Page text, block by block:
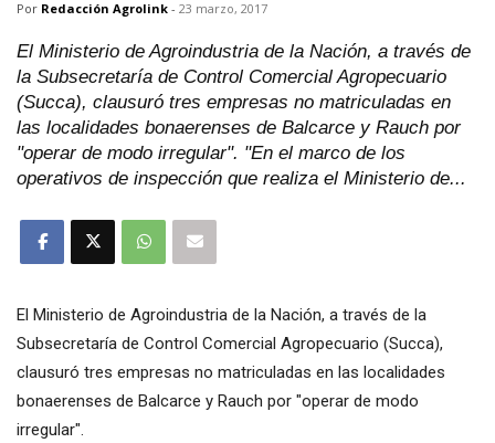
Por Redacción Agrolink - 23 marzo, 2017
El Ministerio de Agroindustria de la Nación, a través de
la Subsecretaría de Control Comercial Agropecuario
(Succa), clausuró tres empresas no matriculadas en
las localidades bonaerenses de Balcarce y Rauch por
"operar de modo irregular". "En el marco de los
operativos de inspección que realiza el Ministerio de...
El Ministerio de Agroindustria de la Nación, a través de la
Subsecretaría de Control Comercial Agropecuario (Succa),
clausuró tres empresas no matriculadas en las localidades
bonaerenses de Balcarce y Rauch por "operar de modo
irregular".